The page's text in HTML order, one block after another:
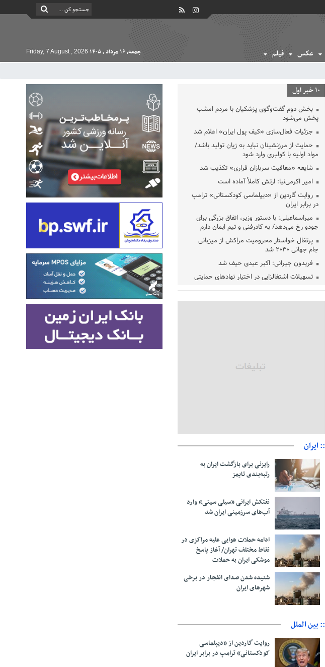
عکس فیلم جمعه, ۱۶ مرداد , ۱۴۰۵ Friday, 7 August , 2026
10 خبر اول
بخش دوم گفت‌وگوی پزشکیان با مردم امشب
پخش می‌شود
جزئیات فعال‌سازی «کیف پول ایران» اعلام شد
حمایت از مرزنشینان نباید به زیان تولید باشد/
مواد اولیه با کولبری وارد شود
شایعه «معافیت سربازان فراری» تکذیب شد
امیر اکرمی‌نیا: ارتش کاملاً آماده است
روایت گاردین از «دیپلماسی کودکستانی» ترامپ
در برابر ایران
میراسماعیلی: با دستور وزیر، اتفاق بزرگی برای
جودو رخ می‌دهد/ به کادرفنی و تیم ایمان دارم
پرتغال خواستار محرومیت مراکش از میزبانی
جام جهانی ۲۰۳۰ شد
فریدون جیرانی: اکبر عبدی حیف شد
تسهیلات اشتغالزایی در اختیار نهادهای حمایتی
زمان جلسه سرنوشت‌ساز هیات رئیسه
رئیس سازمان جهاد کشاورزی استان: کشاورزان
:: ایران
رایزنی برای بازگشت ایران به
رتبه‌بندی تایمز
نفتکش ایرانی «سیلی سیتی» وارد
آب‌های سرزمینی ایران شد
ادامه حملات هوایی علیه مراکزی در
نقاط مختلف تهران/ آغاز پاسخ
موشکی ایران به حملات
شنیده شدن صدای انفجار در برخی
شهرهای ایران
:: بین الملل
روایت گاردین از «دیپلماسی
کودکستانی» ترامپ در برابر ایران